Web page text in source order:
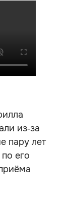
из‑за
пару лет
его